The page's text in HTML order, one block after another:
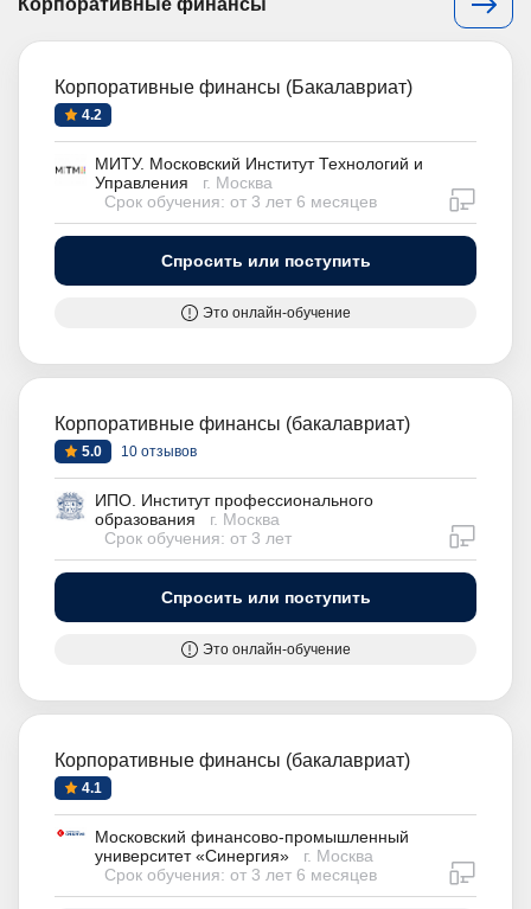
Корпоративные финансы
Корпоративные финансы (Бакалавриат)
4.2
МИТУ. Московский Институт Технологий и
Управления
г. Москва
Срок обучения: от 3 лет 6 месяцев
Спросить или поступить
Это онлайн-обучение
Корпоративные финансы (бакалавриат)
5.0 10 отзывов
ИПО. Институт профессионального
образования
г. Москва
Срок обучения: от 3 лет
Спросить или поступить
Это онлайн-обучение
Корпоративные финансы (бакалавриат)
4.1
Московский финансово-промышленный
университет «Синергия»
г. Москва
Срок обучения: от 3 лет 6 месяцев